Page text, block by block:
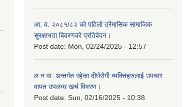
आ. व. २०८१/८२ को पहिलो त्रैमासिक सामाजिक
सुरक्षाभता बिवरणको प्रतिवेदन।
Post date: Mon, 02/24/2025 - 12:57
ल.न.पा. अन्तर्गत रहेका दीर्घरोगी ब्यक्तिहरुलाई उपचार
वापत उपलव्ध खर्च विवरण।
Post date: Sun, 02/16/2025 - 10:38